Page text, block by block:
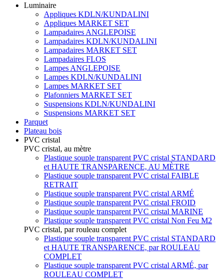
Luminaire
Appliques KDLN/KUNDALINI
Appliques MARKET SET
Lampadaires ANGLEPOISE
Lampadaires KDLN/KUNDALINI
Lampadaires MARKET SET
Lampadaires FLOS
Lampes ANGLEPOISE
Lampes KDLN/KUNDALINI
Lampes MARKET SET
Plafonniers MARKET SET
Suspensions KDLN/KUNDALINI
Suspensions MARKET SET
Parquet
Plateau bois
PVC cristal
PVC cristal, au mètre
Plastique souple transparent PVC cristal STANDARD
et HAUTE TRANSPARENCE, AU MÈTRE
Plastique souple transparent PVC cristal FAIBLE
RETRAIT
Plastique souple transparent PVC cristal ARMÉ
Plastique souple transparent PVC cristal FROID
Plastique souple transparent PVC cristal MARINE
Plastique souple transparent PVC cristal Non Feu M2
PVC cristal, par rouleau complet
Plastique souple transparent PVC cristal STANDARD
et HAUTE TRANSPARENCE, par ROULEAU
COMPLET
Plastique souple transparent PVC cristal ARMÉ, par
ROULEAU COMPLET